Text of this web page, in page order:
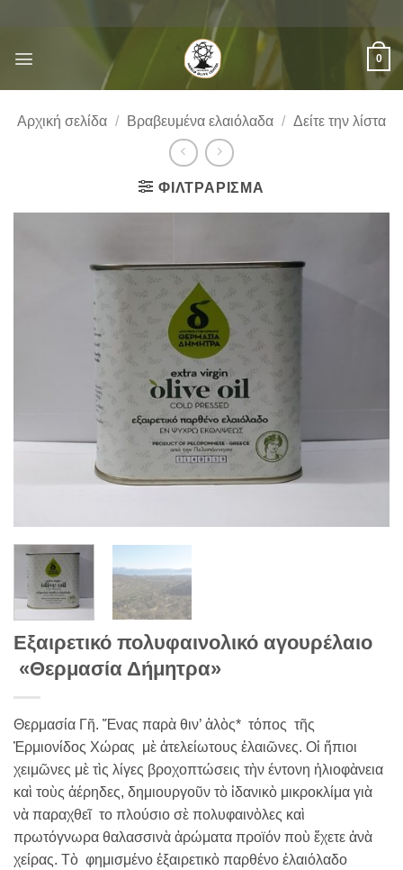
περιεχόμενο
0
Αρχική σελίδα / Βραβευμένα ελαιόλαδα / Δείτε την λίστα
ΦΙΛΤΡΆΡΙΣΜΑ
Eξαιρετικό πολυφαινολικό αγουρέλαιο
«Θερμασία Δήμητρα»
Θερμασία Γῆ. Ἕνας παρὰ θιν’ ἁλὸς* τόπος τῆς
Ἑρμιονίδος Χώρας μὲ ἀτελείωτους ἐλαιῶνες. Οἱ ἤπιοι
χειμῶνες μὲ τὶς λίγες βροχοπτώσεις τὴν έντονη ἡλιοφὰνεια
καὶ τοὺς ἀέρηδες, δημιουργοῦν τὸ ἰδανικὸ μικροκλίμα γιὰ
νὰ παραχθεῖ το πλούσιο σὲ πολυφαινὸλες καὶ
πρωτόγνωρα θαλασσινὰ ἀρώματα προϊόν ποὺ ἔχετε ἀνὰ
χείρας. Τὸ φημισμένο ἐξαιρετικὸ παρθένο ἐλαιόλαδο